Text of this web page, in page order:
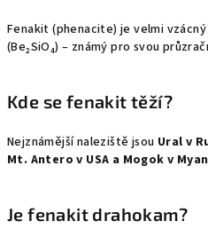
Fenakit (phenacite) je velmi
(Be₂SiO₄) – známý pro svou
Kde se fenakit těží?
Nejznámější naleziště jsou Ural v
Mt. Antero v USA a Mogok v
Je fenakit drahokam?